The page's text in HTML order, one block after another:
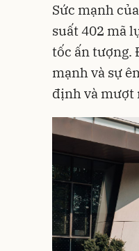
Sức mạnh
suất 402 mã
tốc ấn tượng.
mạnh và sự
định và mượt